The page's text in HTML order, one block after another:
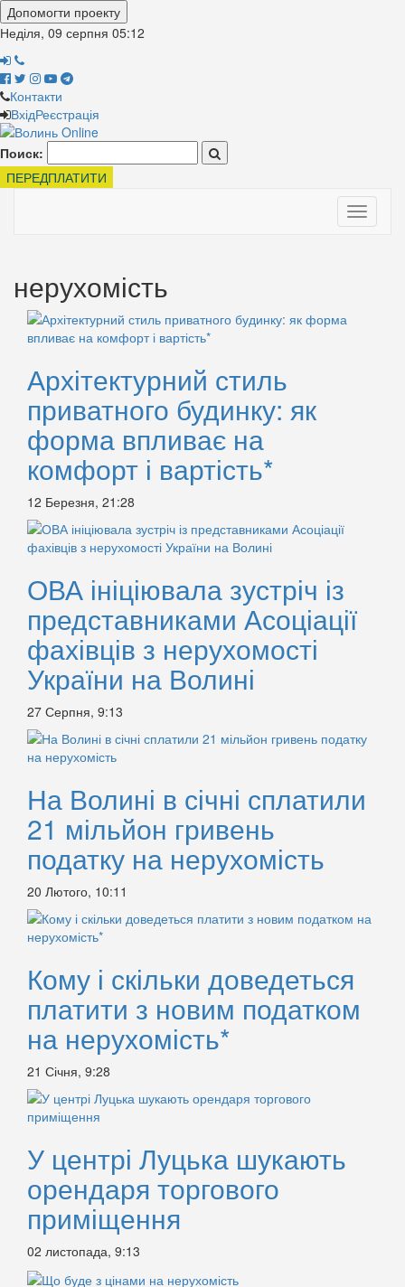
Допомогти проекту
Неділя, 09 серпня 05:12
Контакти
ВхідРеєстрація
Поиск:
ПЕРЕДПЛАТИТИ
Toggle
нерухомість
Архітектурний стиль
приватного будинку: як
форма впливає на
комфорт і вартість*
12 Березня, 21:28
ОВА ініціювала зустріч із
представниками Асоціації
фахівців з нерухомості
України на Волині
27 Серпня, 9:13
На Волині в січні сплатили
21 мільйон гривень
податку на нерухомість
20 Лютого, 10:11
Кому і скільки доведеться
платити з новим податком
на нерухомість*
21 Січня, 9:28
У центрі Луцька шукають
орендаря торгового
приміщення
02 листопада, 9:13